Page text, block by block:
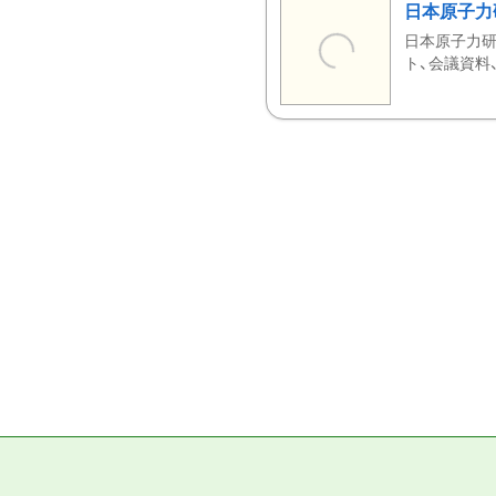
日本原子
日本原子力
ト、会議資